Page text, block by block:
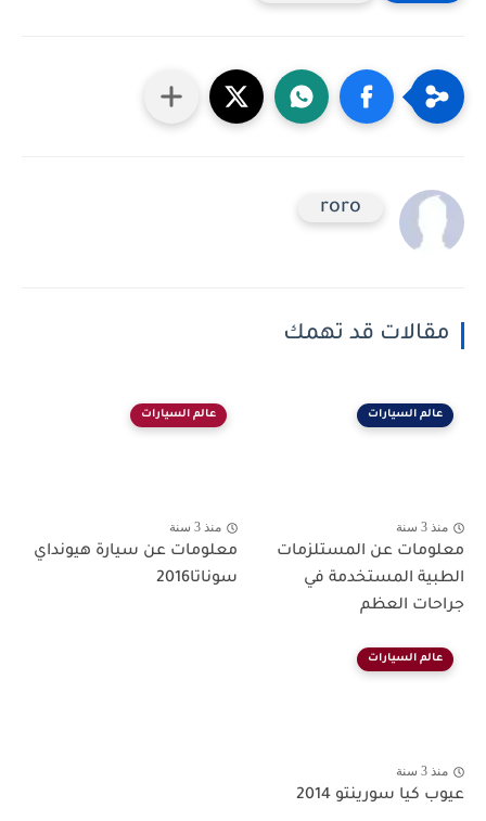
roro
مقالات قد تهمك
عالم السيارات
منذ 3 سنة
معلومات عن المستلزمات
الطبية المستخدمة في
جراحات العظم
عالم السيارات
منذ 3 سنة
معلومات عن سيارة هيونداي
سوناتا2016
عالم السيارات
منذ 3 سنة
عيوب كيا سورينتو 2014